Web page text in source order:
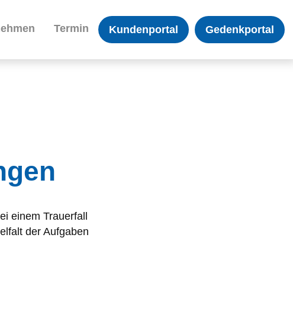
Termin Kundenportal Gedenkportal
einem Trauerfall
der Aufgaben